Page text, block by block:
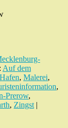
Auf dem
Hafen, Malerei,
,
Prerow,
, Zingst |